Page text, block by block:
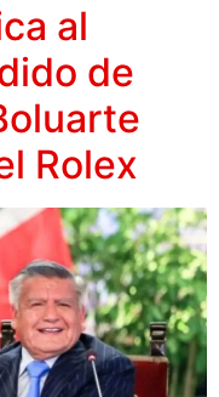
al
de
Rolex